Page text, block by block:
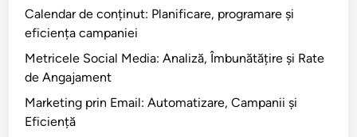
Calendar de conținut: Planificare, programare și
eficiența campaniei
Metricele Social Media: Analiză, Îmbunătățire și Rate
de Angajament
Marketing prin Email: Automatizare, Campanii și
Eficiență